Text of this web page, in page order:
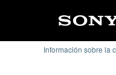
Información sobre la